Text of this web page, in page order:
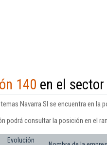
140 en el
Navarra Sl se encuentra en la
podrá consultar la posición en el
Evolución